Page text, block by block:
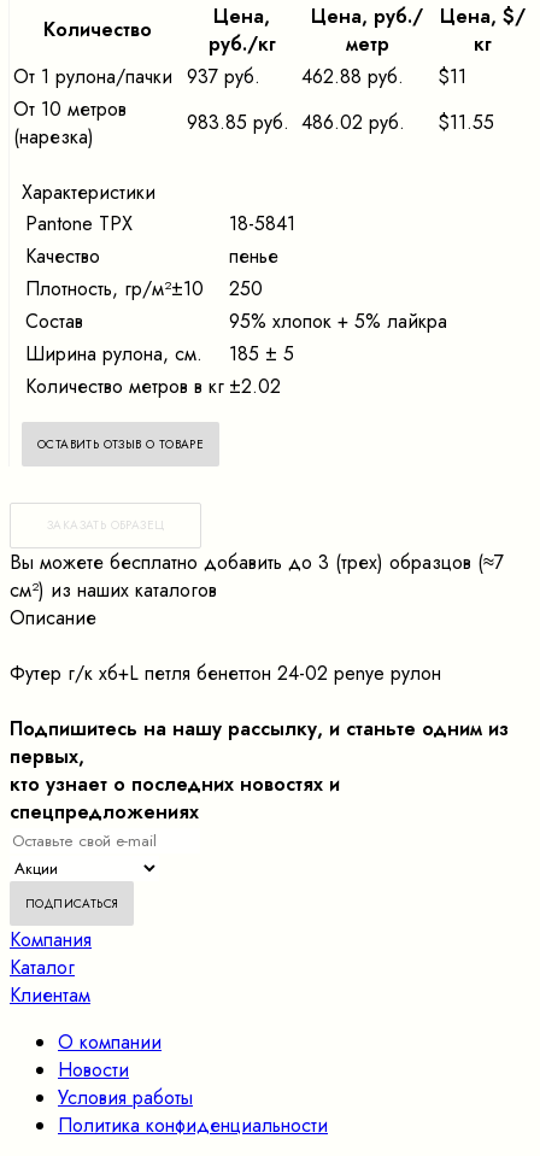
Количество
Цена,
pуб./кг
Цена, pуб./
метр
Цена, $/
кг
От 1 рулона/пачки 937 руб. 462.88 руб.
$11
От 10 метров
(нарезка)
983.85 руб. 486.02 руб. $11.55
Характеристики
Pantone TPX
18-5841
Качество
пенье
Плотность, гр/м²±10
250
Состав
95% хлопок + 5% лайкра
Ширина рулона, см.
185 ± 5
Количество метров в кг ±2.02
ОСТАВИТЬ ОТЗЫВ О ТОВАРЕ
ЗАКАЗАТЬ ОБРАЗЕЦ
Вы можете бесплатно добавить до 3 (трех) образцов (≈7
cм²) из наших каталогов
Описание
Футер г/к хб+L петля бенеттон 24-02 penye рулон
Подпишитесь на нашу рассылку, и станьте одним из
первых,
кто узнает о последних новостях и
спецпредложениях
Компания
Каталог
Клиентам
О компании
Новости
Условия работы
Политика конфиденциальности